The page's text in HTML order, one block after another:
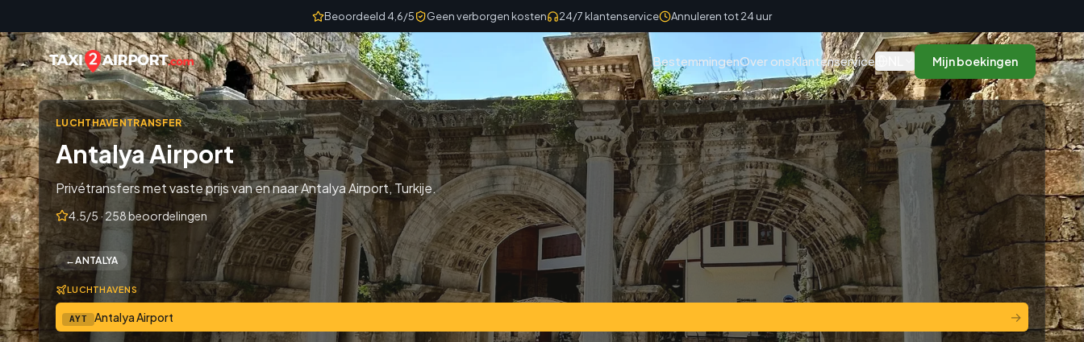
Beoordeeld 4,6/5 Geen verborgen kosten 24/7 klantenservice Annuleren tot 24 uur
BestemmingenOver onsKlantenservice Mijn boekingen
LUCHTHAVENTRANSFER
Antalya Airport
Privétransfers met vaste prijs van en naar Antalya Airport, Turkije.
4.5/5 · 258 beoordelingen
←ANTALYA
LUCHTHAVENS
AYT Antalya Airport →